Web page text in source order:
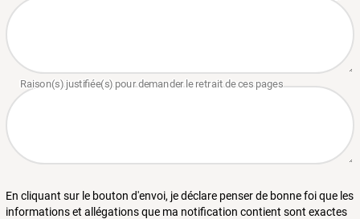
En cliquant sur le bouton d'envoi, je déclare penser de bonne foi que les
informations et allégations que ma notification contient sont exactes